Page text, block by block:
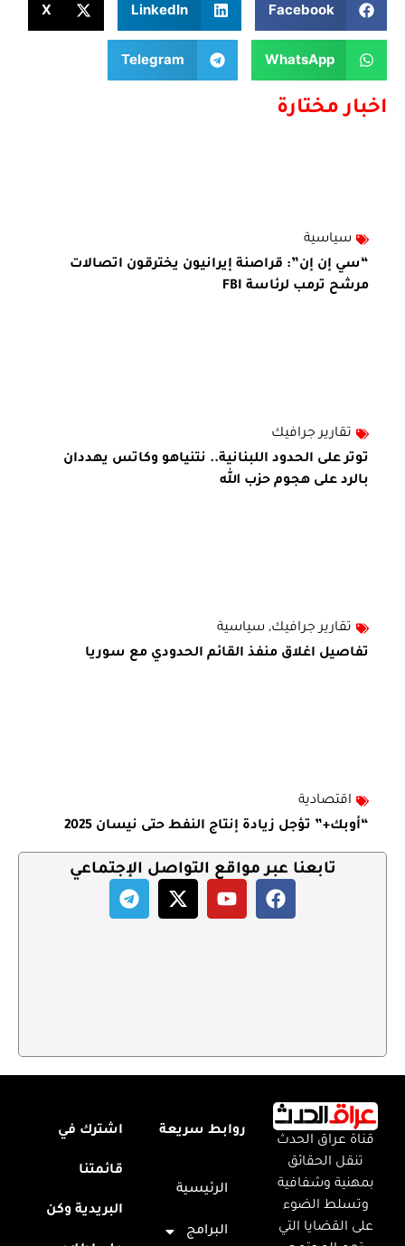
Facebook
LinkedIn
X
WhatsApp
Telegram
اخبار مختارة
سياسية
“سي إن إن”: قراصنة إيرانيون يخترقون اتصالات
مرشح ترمب لرئاسة FBI
تقارير جرافيك
توتر على الحدود اللبنانية.. نتنياهو وكاتس يهددان
بالرد على هجوم حزب الله
تقارير جرافيك, سياسية
تفاصيل اغلاق منفذ القائم الحدودي مع سوريا
اقتصادية
“أوبك+” تؤجل زيادة إنتاج النفط حتى نيسان 2025
تابعنا عبر مواقع التواصل الإجتماعي
قناة عراق الحدث
تنقل الحقائق
بمهنية وشفافية
وتسلط الضوء
على القضايا التي
روابط سريعة
الرئيسية
البرامج
اشترك في
قائمتنا
البريدية وكن